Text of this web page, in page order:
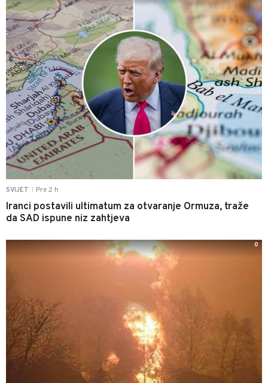
SVIJET Pre 2 h
Iranci postavili ultimatum za otvaranje Ormuza, traže
da SAD ispune niz zahtjeva
0